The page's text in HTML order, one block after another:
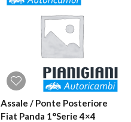
Assale / Ponte Posteriore
Fiat Panda 1°Serie 4×4